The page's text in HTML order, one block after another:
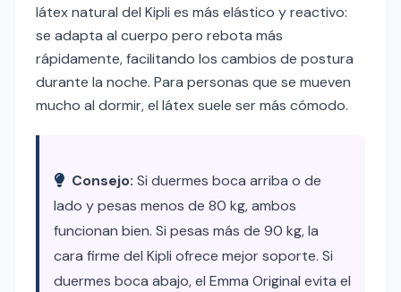
látex natural del Kipli es más elástico y reactivo:
se adapta al cuerpo pero rebota más
rápidamente, facilitando los cambios de postura
durante la noche. Para personas que se mueven
mucho al dormir, el látex suele ser más cómodo.
Consejo: Si duermes boca arriba o de
lado y pesas menos de 80 kg, ambos
funcionan bien. Si pesas más de 90 kg, la
cara firme del Kipli ofrece mejor soporte. Si
duermes boca abajo, el Emma Original evita el